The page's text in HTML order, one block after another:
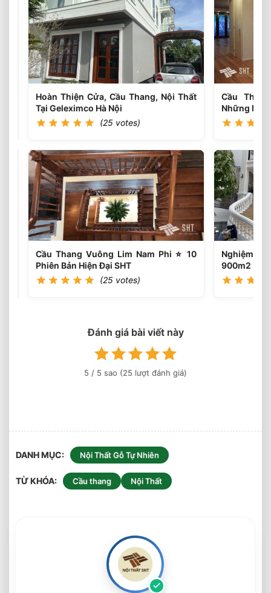
Bộ
Bàn
Ghế
Gỗ
Trắc
Siêu
Khủng
12
Món
(26
votes)
Nội
Thất
Gỗ
Tự
Nhiên
Cao
Cấp
2026
Tư
Vấn
(25
votes)
Hoàn Thiện Cửa, Cầu Thang, Nội Thất
Tại Geleximco Hà Nội
(25 votes)
Cầu Thang Vuông Lim Nam Phi ⭐️ 10
Phiên Bản Hiện Đại SHT
(25 votes)
Cầu
Những
Nghiệm
900m2 Ba
Đánh giá bài viết này
5 / 5 sao (25 lượt đánh giá)
DANH MỤC Nội Thất Gỗ Tự Nhiên
TỪ KHÓA Cầu thang Nội Thất